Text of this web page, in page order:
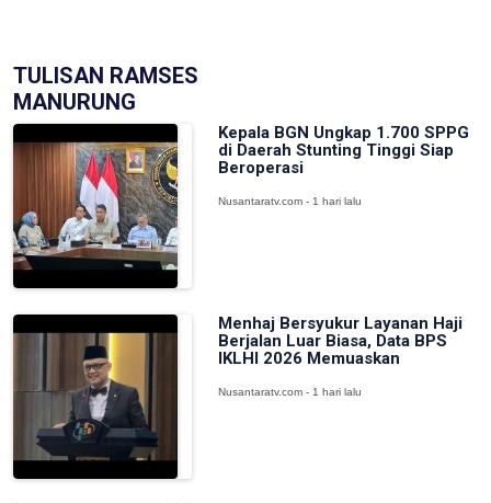
TULISAN RAMSES
MANURUNG
Kepala BGN Ungkap 1.700 SPPG
di Daerah Stunting Tinggi Siap
Beroperasi
Nusantaratv.com - 1 hari lalu
Menhaj Bersyukur Layanan Haji
Berjalan Luar Biasa, Data BPS
IKLHI 2026 Memuaskan
Nusantaratv.com - 1 hari lalu